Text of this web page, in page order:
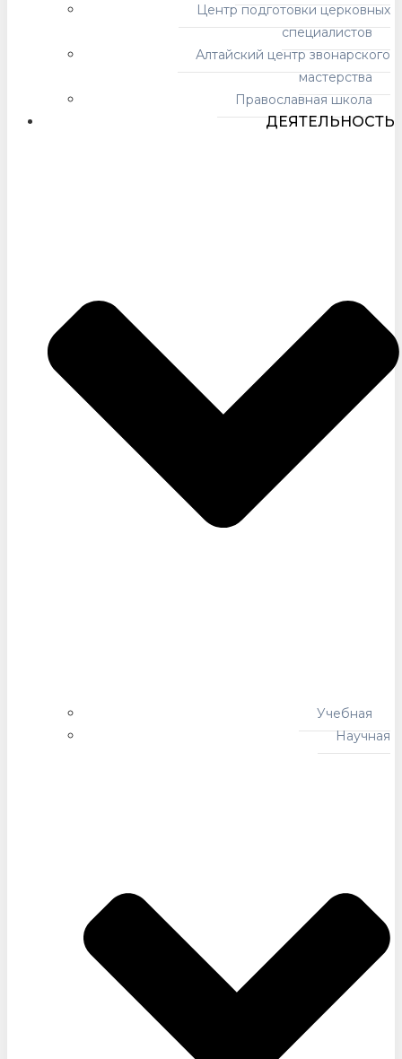
Центр подготовки церковных
специалистов
Алтайский центр звонарского
мастерства
Православная школа
ДЕЯТЕЛЬНОСТЬ
Учебная
Научная